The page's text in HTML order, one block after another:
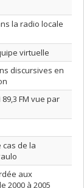
la radio locale
virtuelle
discursives en
FM vue par
de la
aux
2000 à 2005